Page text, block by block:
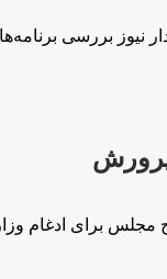
بررسی
علوم و آموزش و پرورشایسنا-8 دقیقه پیش طرح